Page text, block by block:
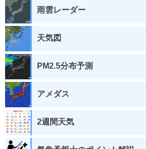
雨雲レーダー
天気図
PM2.5分布予測
アメダス
2週間天気